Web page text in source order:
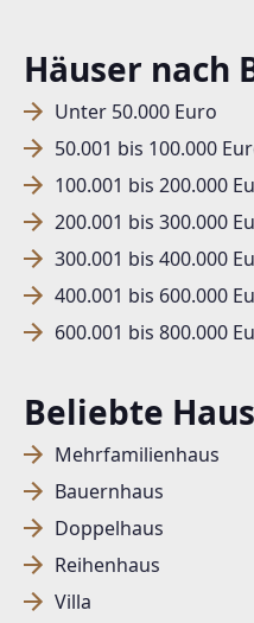
Häuser nach
Unter 50.000 Euro
50.001 bis 100.000
100.001 bis 200.000
200.001 bis 300.000
300.001 bis 400.000
400.001 bis 600.000
600.001 bis 800.000
Beliebte
Mehrfamilienhaus
Bauernhaus
Doppelhaus
Reihenhaus
Villa